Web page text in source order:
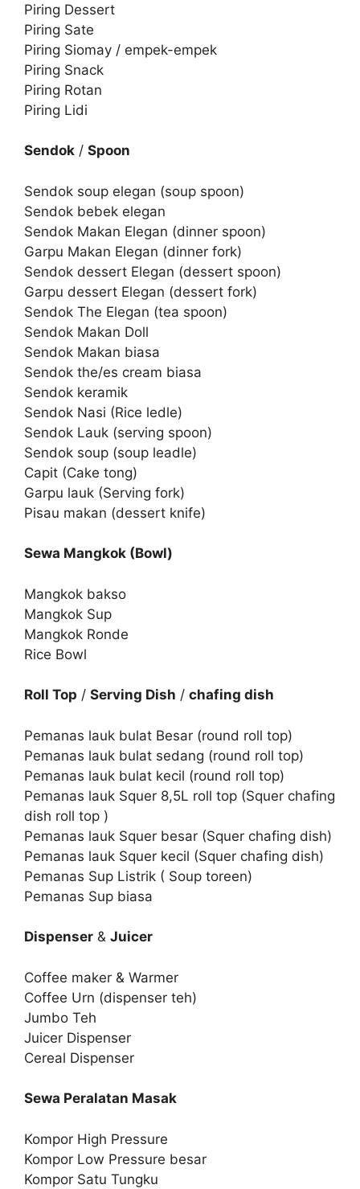
Piring Dessert
Piring Sate
Piring Siomay / empek-empek
Piring Snack
Piring Rotan
Piring Lidi
Sendok / Spoon
Sendok soup elegan (soup spoon)
Sendok bebek elegan
Sendok Makan Elegan (dinner spoon)
Garpu Makan Elegan (dinner fork)
Sendok dessert Elegan (dessert spoon)
Garpu dessert Elegan (dessert fork)
Sendok The Elegan (tea spoon)
Sendok Makan Doll
Sendok Makan biasa
Sendok the/es cream biasa
Sendok keramik
Sendok Nasi (Rice ledle)
Sendok Lauk (serving spoon)
Sendok soup (soup leadle)
Capit (Cake tong)
Garpu lauk (Serving fork)
Pisau makan (dessert knife)
Sewa Mangkok (Bowl)
Mangkok bakso
Mangkok Sup
Mangkok Ronde
Rice Bowl
Roll Top / Serving Dish / chafing dish
Pemanas lauk bulat Besar (round roll top)
Pemanas lauk bulat sedang (round roll top)
Pemanas lauk bulat kecil (round roll top)
Pemanas lauk Squer 8,5L roll top (Squer chafing
dish roll top )
Pemanas lauk Squer besar (Squer chafing dish)
Pemanas lauk Squer kecil (Squer chafing dish)
Pemanas Sup Listrik ( Soup toreen)
Pemanas Sup biasa
Dispenser & Juicer
Coffee maker & Warmer
Coffee Urn (dispenser teh)
Jumbo Teh
Juicer Dispenser
Cereal Dispenser
Sewa Peralatan Masak
Kompor High Pressure
Kompor Low Pressure besar
Kompor Satu Tungku